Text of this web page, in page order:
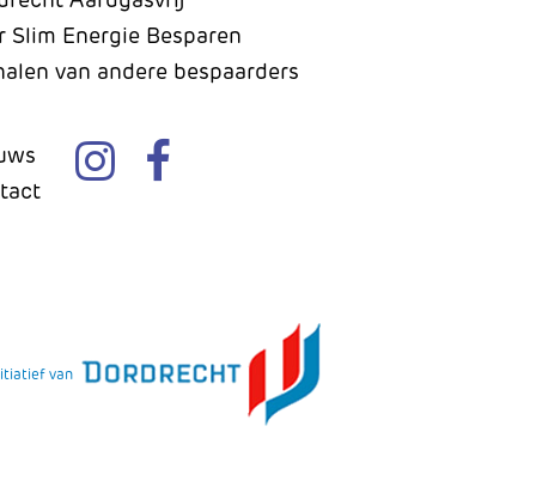
Slim Energie Besparen
van andere bespaarders
van